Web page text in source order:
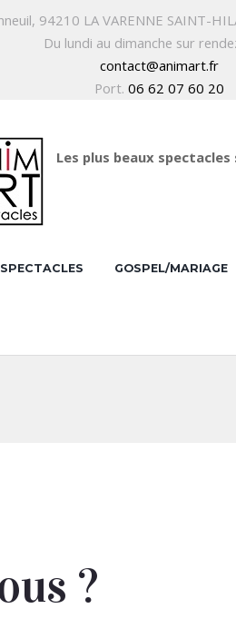
94210 LA VARENNE SAINT-
Du lundi au dimanche sur
contact@animart.fr
Port. 06 62 07 60 20
Les plus beaux
SPECTACLES GOSPEL/MARIAGE
?